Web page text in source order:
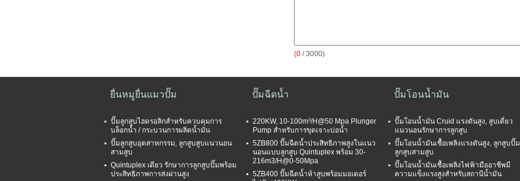
(0 / 3000)
ยื่นหมูยื่นแมวปั๊ม
ปั๊มลูกสูบไฮดรอลิกสำหรับควบคุมการ
บล็อกน้ำ / กระบวนการผลิตน้ำมัน
ปั๊มลูกสูบอุตสาหกรรม, ลูกสูบสูบแนวนอน
สามสูบ
Quintuplex เดียว รักษาการลูกสูบปั๊มพร้อม
ประสิทธิภาพการส่งผ่านสูง
ปั๊มฉีดน้ำ
220KW, 10-100m³/H@50 Mpa Plunger
Pump สำหรับการขุดเจาะบ่อน้ำ
5ZB800 ปั๊มฉีดน้ำประสิทธิภาพสูงในแนว
นอนแบบลูกสูบ Quintuplex พร้อม 30-
216m3/H@0-50Mpa
5ZB400 ปั๊มฉีดน้ำห้าสูบพร้อมมอเตอร์
ปั๊มโอนน้ำมัน
ปั๊มโอนน้ำมัน Cruid แรงดันสูง, สูบเดี่ยว
แนวนอนรักษาการลูกสูบ
ปั๊มโอนน้ำมันเชื้อเพลิงแรงดันสูง, ลูกสูบปั๊ม
ลูกสูบสามสูบ
ปั๊มโอนน้ำมันเชื้อเพลิงไฟฟ้ามืออาชีพมี
ความแข็งแรงสูงสำหรับสถานีน้ำมัน